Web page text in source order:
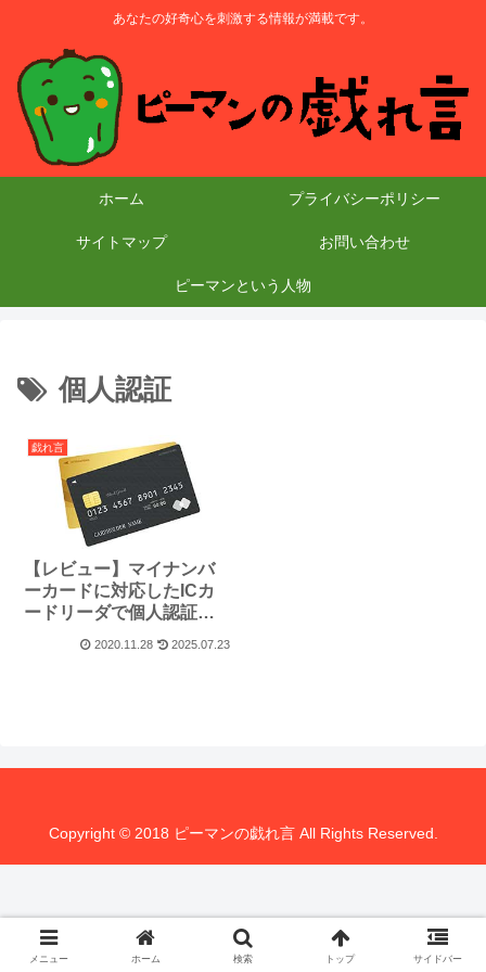
あなたの好奇心を刺激する情報が満載です。
ホーム プライバシーポリシー
サイトマップ お問い合わせ
ピーマンという人物
個人認証
戯れ言
【レビュー】マイナンバ
ーカードに対応したICカ
ードリーダで個人認証し
2020.11.28 2025.07.23
Copyright © 2018 ピーマンの戯れ言 All Rights Reserved.
メニュー ホーム 検索 トップ サイドバー